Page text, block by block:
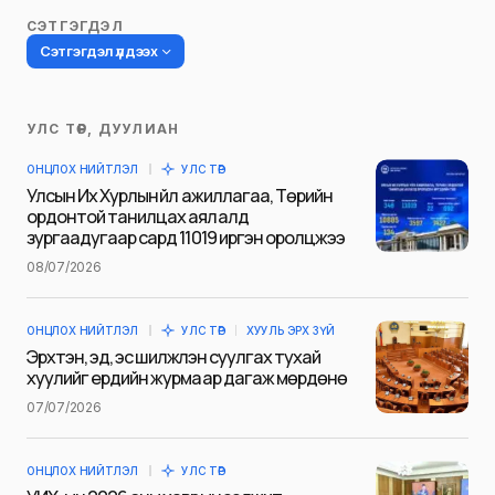
СЭТГЭГДЭЛ
Сэтгэгдэл үлдээх
Таны имэйл хаягийг нийтлэхгүй.
Шаардлагатай талбаруудыг *гэж
тэмдэглэсэн
Сэтгэгдэл*
Name
УЛС ТӨР, ДУУЛИАН
ОНЦЛОХ НИЙТЛЭЛ УЛС ТӨР
Улсын Их Хурлын үйл ажиллагаа, Төрийн
ордонтой танилцах аялалд
зургаадугаар сард 11019 иргэн оролцжээ
08/07/2026
ОНЦЛОХ НИЙТЛЭЛ УЛС ТӨР ХУУЛЬ ЭРХ ЗҮЙ
Эрхтэн, эд, эс шилжүүлэн суулгах тухай
хуулийг ердийн журмаар дагаж мөрдөнө
07/07/2026
ОНЦЛОХ НИЙТЛЭЛ УЛС ТӨР